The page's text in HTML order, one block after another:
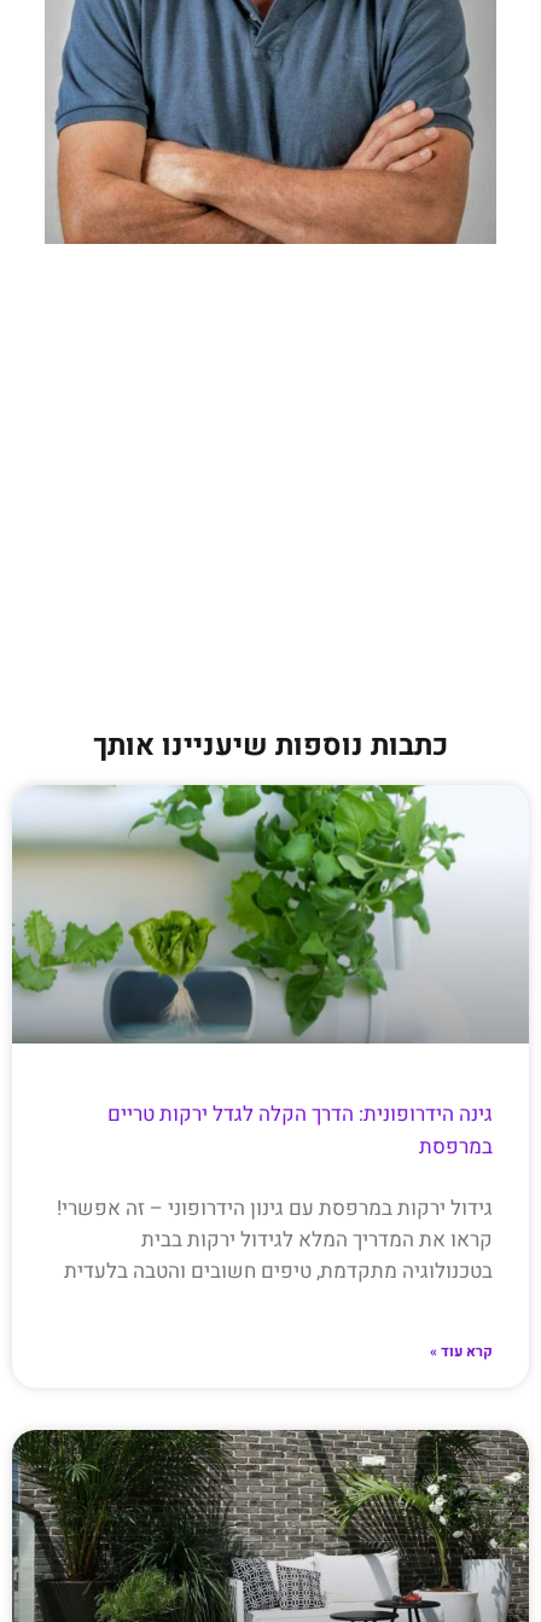
כתבות נוספות שיעניינו אותך
גינה הידרופונית: הדרך הקלה לגדל ירקות טריים
במרפסת
גידול ירקות במרפסת עם גינון הידרופוני – זה אפשרי!
קראו את המדריך המלא לגידול ירקות בבית
בטכנולוגיה מתקדמת, טיפים חשובים והטבה בלעדית
קרא עוד »